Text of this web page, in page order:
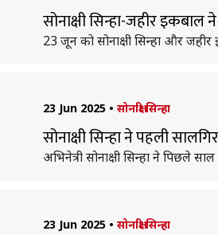
सोनाक्षी सिन्हा-जहीर
23 जून को सोनाक्षी सिन्हा और
23 Jun 2025 • सोनाक्षी सिन्हा
सोनाक्षी सिन्हा ने पहली
अभिनेत्री सोनाक्षी सिन्हा ने पिछले
23 Jun 2025 • सोनाक्षी सिन्हा